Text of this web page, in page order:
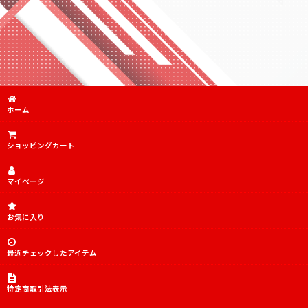
傷あり特価品
傷あり特価品SR
PSA10.9
デッキ販売
TORECARDSコラボデッキ
アイドルマスター シンデレラガールズ【UA55BT】
アイドルマスター シンデレラガールズ【UA55ST】
犬夜叉【UA50BT】
チェンソーマン【UA53BT】
陰の実力者になりたくて！【UA52BT】
ホーム
ショッピングカート
マイページ
お気に入り
最近チェックしたアイテム
特定商取引法表示